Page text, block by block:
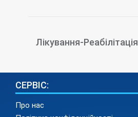
Лікування-Реабілітація
СЕРВІС:
Про нас